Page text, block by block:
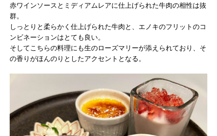
赤ワインソースとミディアムレアに仕上げられた牛肉の相性は抜
群。
しっとりと柔らかく仕上げられた牛肉と、エノキのフリットのコ
ンビネーションはとても良い。
そしてこちらの料理にも生のローズマリーが添えられており、そ
の香りがほんのりとしたアクセントとなる。